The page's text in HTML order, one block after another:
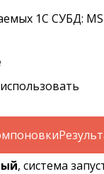
1С СУБД: MS
, система